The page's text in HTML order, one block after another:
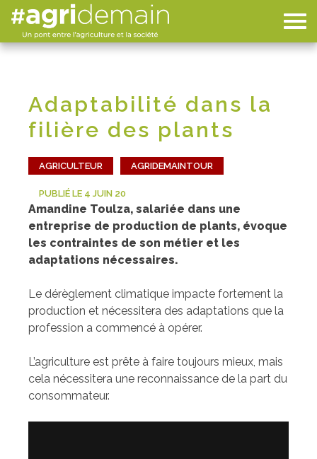
Adaptabilité dans la
filière des plants
AGRICULTEUR AGRIDEMAINTOUR
PUBLIÉ LE 4 JUIN 20
Amandine Toulza, salariée dans une
entreprise de production de plants, évoque
les contraintes de son métier et les
adaptations nécessaires.
Le dérèglement climatique impacte fortement la
production et nécessitera des adaptations que la
profession a commencé à opérer.
L’agriculture est prête à faire toujours mieux, mais
cela nécessitera une reconnaissance de la part du
consommateur.